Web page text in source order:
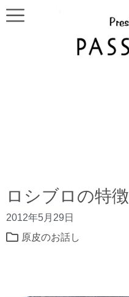
ロシブロの特徴
2012年5月29日
原皮のお話し